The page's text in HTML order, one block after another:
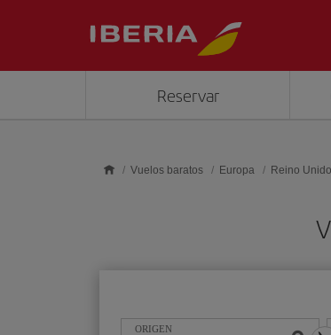
Reservar
Vuelos baratos Europa Reino Unido
ORIGEN